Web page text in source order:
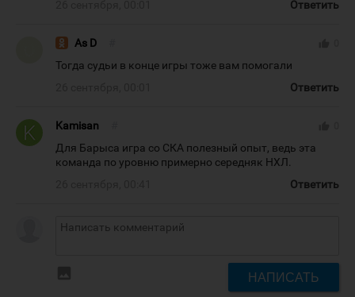
Ответить
As D
Тогда судьи в конце игры тоже вам помогали
Ответить
Kamisan
Для Барыса игра со СКА полезный опыт, ведь эта
команда по уровню примерно середняк НХЛ.
Ответить
НАПИСАТЬ